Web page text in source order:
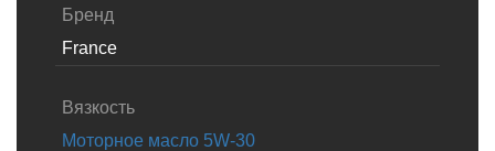
Бренд
France
Вязкость
Моторное масло 5W-30